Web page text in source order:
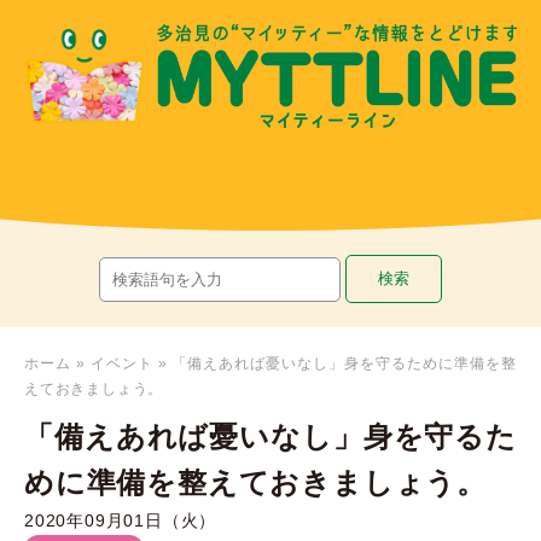
ホーム » イベント »
「備えあれば憂いなし」身を守るために準備を整
えておきましょう。
「備えあれば憂いなし」身を守るた
めに準備を整えておきましょう。
2020年09月01日（火）